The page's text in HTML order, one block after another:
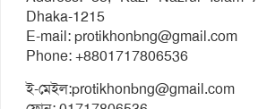
Dhaka-1215
E-mail:protikhonbng@gmail.com
Phone: +8801717806536
ই-মেইল:protikhonbng@gmail.com